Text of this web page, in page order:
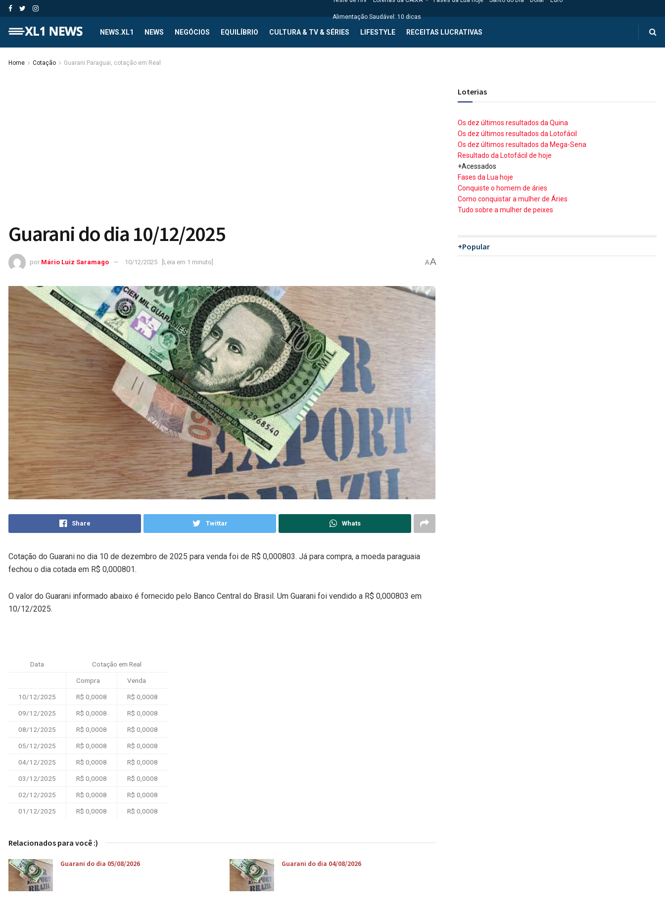
Alimentação Saudável: 10 dicas
NEWS.XL1 NEWS NEGÓCIOS EQUILÍBRIO CULTURA & TV & SÉRIES LIFESTYLE RECEITAS LUCRATIVAS
Home Cotação Guarani Paraguai, cotação em Real
Guarani do dia 10/12/2025
por Mário Luiz Saramago 10/12/2025 [Leia em 1 minuto] AA
Share Twittar Whats
Cotação do Guarani no dia 10 de dezembro de 2025 para venda foi de R$ 0,000803. Já para compra, a moeda paraguaia
fechou o dia cotada em R$ 0,000801.
O valor do Guarani informado abaixo é fornecido pelo Banco Central do Brasil. Um Guarani foi vendido a R$ 0,000803 em
10/12/2025.
Data Cotação em Real
Compra Venda
10/12/2025 R$ 0,0008 R$ 0,0008
09/12/2025 R$ 0,0008 R$ 0,0008
08/12/2025 R$ 0,0008 R$ 0,0008
05/12/2025 R$ 0,0008 R$ 0,0008
04/12/2025 R$ 0,0008 R$ 0,0008
03/12/2025 R$ 0,0008 R$ 0,0008
02/12/2025 R$ 0,0008 R$ 0,0008
01/12/2025 R$ 0,0008 R$ 0,0008
Relacionados para você :)
Guarani do dia 05/08/2026 Guarani do dia 04/08/2026
Loterias
Os dez últimos resultados da Quina
Os dez últimos resultados da Lotofácil
Os dez últimos resultados da Mega-Sena
Resultado da Lotofácil de hoje
+Acessados
Fases da Lua hoje
Conquiste o homem de áries
Como conquistar a mulher de Áries
Tudo sobre a mulher de peixes
+Popular